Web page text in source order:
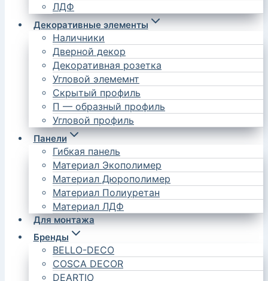
ЛДФ
Декоративные элементы
Наличники
Дверной декор
Декоративная розетка
Угловой элемемнт
Скрытый профиль
П — образный профиль
Угловой профиль
Панели
Гибкая панель
Материал Экополимер
Материал Дюрополимер
Материал Полиуретан
Материал ЛДФ
Для монтажа
Бренды
BELLO-DECO
COSCA DECOR
DEARTIO